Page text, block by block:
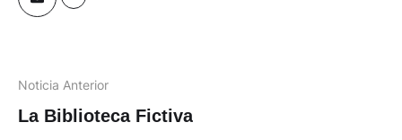
Noticia Anterior
La Biblioteca Fictiva